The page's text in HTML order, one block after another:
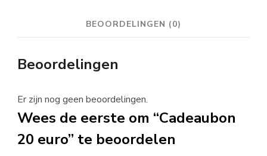
BEOORDELINGEN (0)
Beoordelingen
Er zijn nog geen beoordelingen.
Wees de eerste om “Cadeaubon
20 euro” te beoordelen